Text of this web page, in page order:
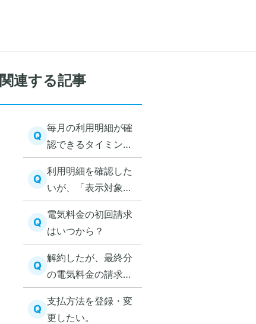
関連する記事
Q
毎月の利用明細が確
認できるタイミング
が知りたい。
Q
利用明細を確認した
いが、「表示対象の
ご利用明細がありま
せん」と表示されて
確認ができない。
Q
電気料金の初回請求
はいつから？
Q
解約したが、最終分
の電気料金の請求は
いつ？
Q
支払方法を登録・変
更したい。